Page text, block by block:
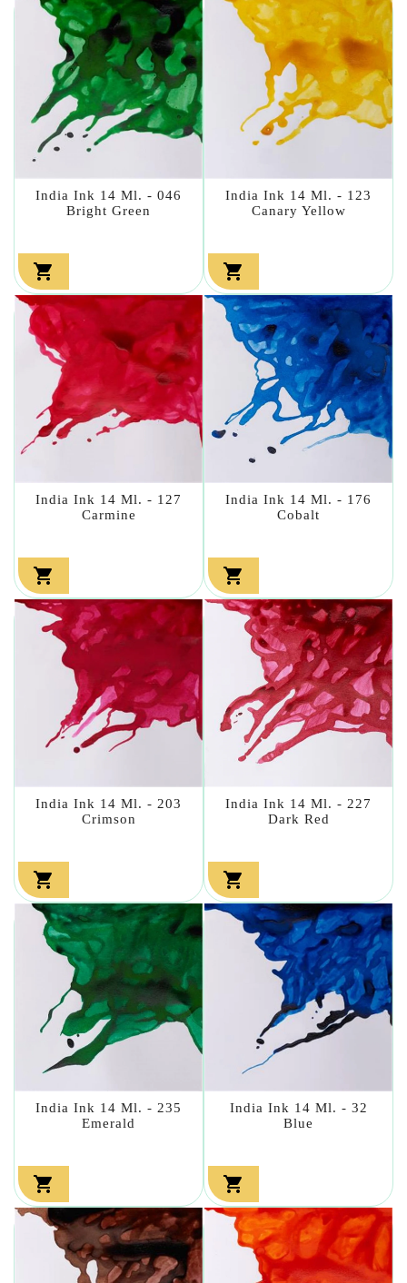
India Ink 14 Ml. - 046
Bright Green

India Ink 14 Ml. - 123
Canary Yellow

India Ink 14 Ml. - 127
Carmine

India Ink 14 Ml. - 176
Cobalt

India Ink 14 Ml. - 203
Crimson

India Ink 14 Ml. - 227
Dark Red

India Ink 14 Ml. - 235
Emerald

India Ink 14 Ml. - 32
Blue
